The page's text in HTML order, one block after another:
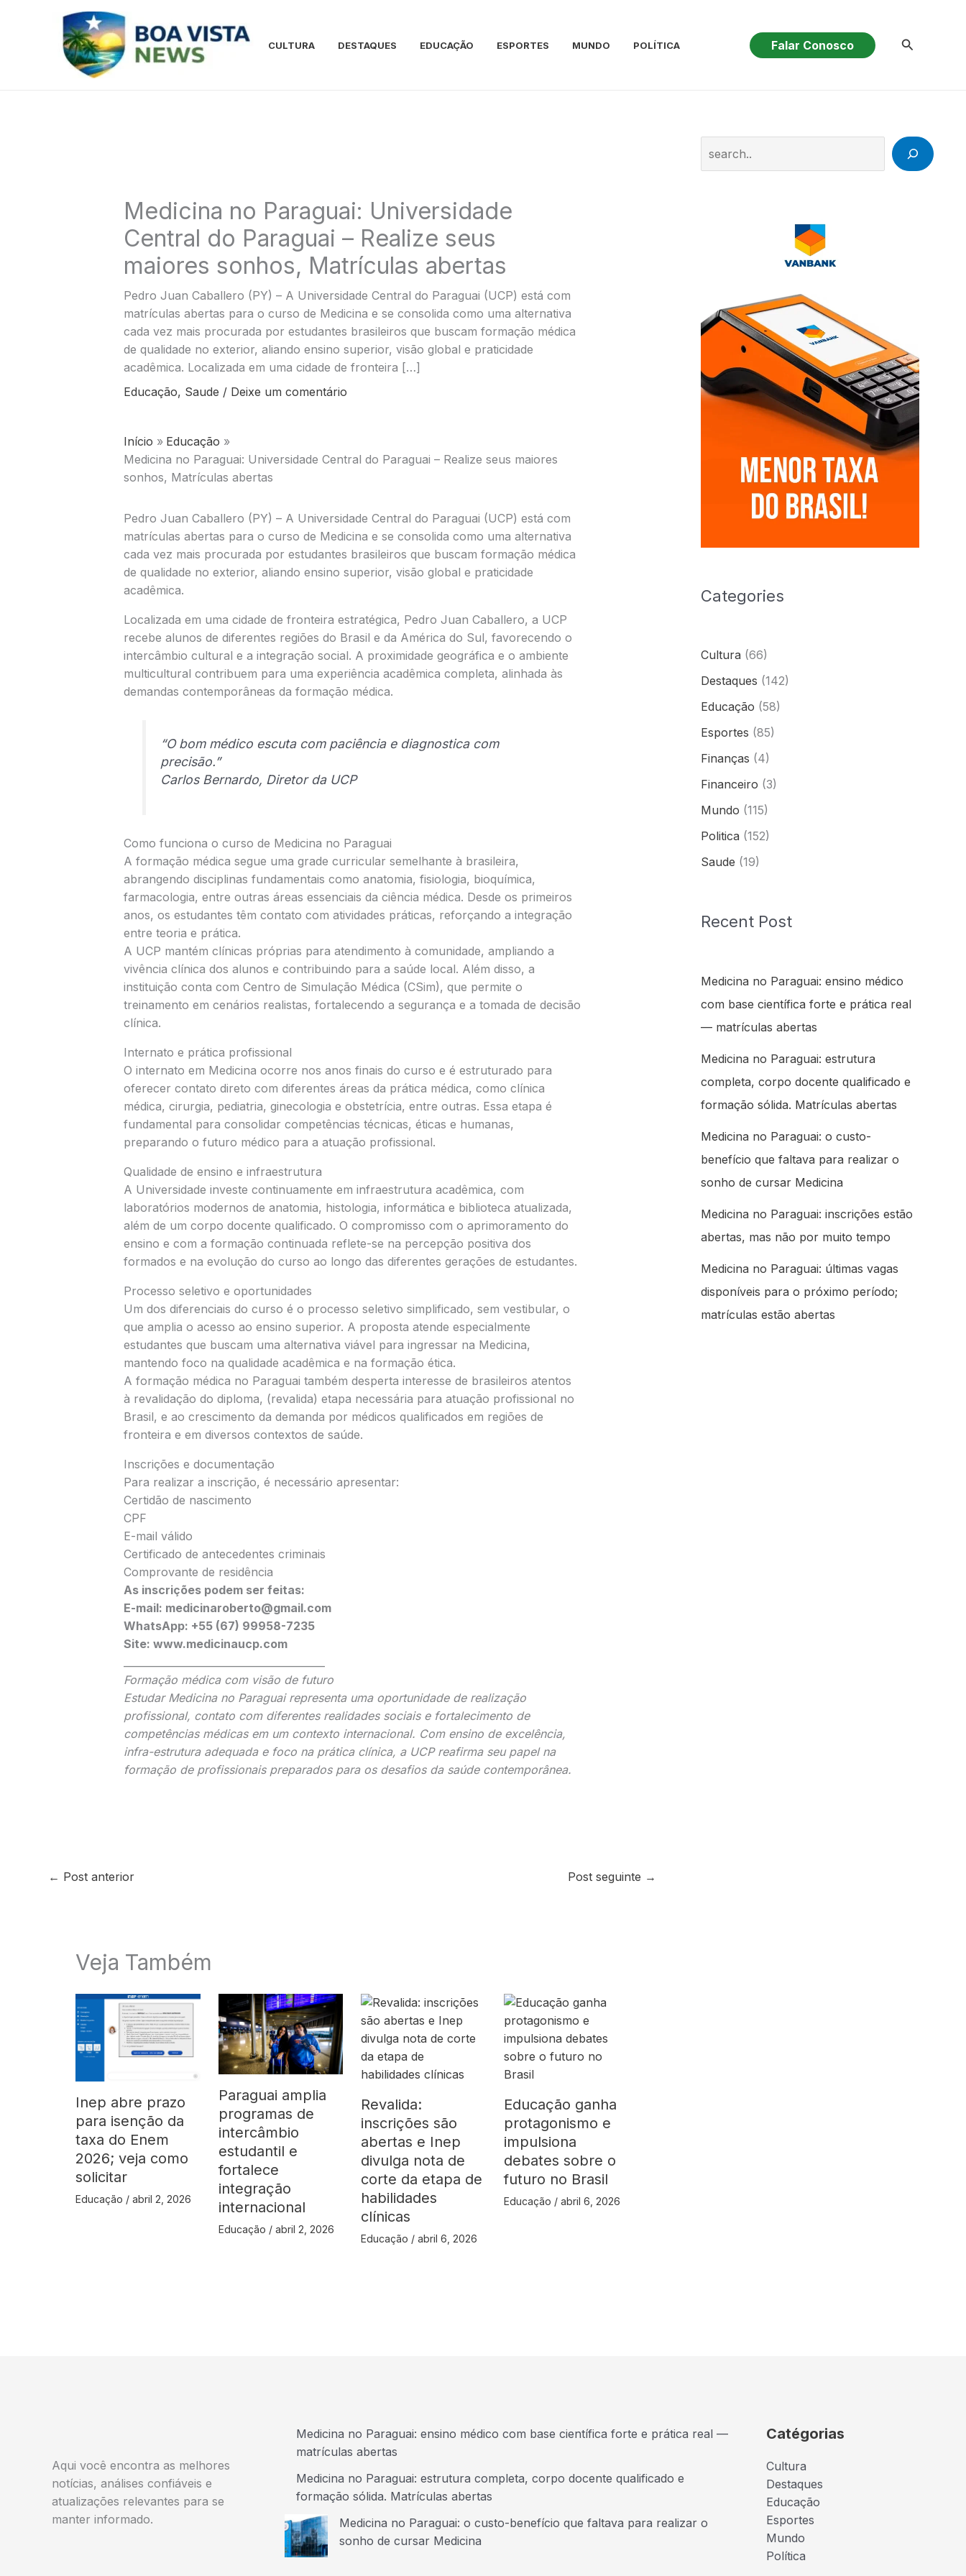
CULTURA DESTAQUES EDUCAÇÃO ESPORTES MUNDO POLÍTICA Falar Conosco Pesquisar
Medicina no Paraguai: Universidade
Central do Paraguai – Realize seus
maiores sonhos, Matrículas abertas
Pedro Juan Caballero (PY) – A Universidade Central do Paraguai (UCP) está com
matrículas abertas para o curso de Medicina e se consolida como uma alternativa
cada vez mais procurada por estudantes brasileiros que buscam formação médica
de qualidade no exterior, aliando ensino superior, visão global e praticidade
acadêmica. Localizada em uma cidade de fronteira […]
Educação, Saude / Deixe um comentário
Início
Educação
Medicina no Paraguai: Universidade Central do Paraguai – Realize seus maiores
sonhos, Matrículas abertas
Pedro Juan Caballero (PY) – A Universidade Central do Paraguai (UCP) está com
matrículas abertas para o curso de Medicina e se consolida como uma alternativa
cada vez mais procurada por estudantes brasileiros que buscam formação médica
de qualidade no exterior, aliando ensino superior, visão global e praticidade
acadêmica.
Localizada em uma cidade de fronteira estratégica, Pedro Juan Caballero, a UCP
recebe alunos de diferentes regiões do Brasil e da América do Sul, favorecendo o
intercâmbio cultural e a integração social. A proximidade geográfica e o ambiente
multicultural contribuem para uma experiência acadêmica completa, alinhada às
demandas contemporâneas da formação médica.
“O bom médico escuta com paciência e diagnostica com
precisão.”
Carlos Bernardo, Diretor da UCP
Como funciona o curso de Medicina no Paraguai
A formação médica segue uma grade curricular semelhante à brasileira,
abrangendo disciplinas fundamentais como anatomia, fisiologia, bioquímica,
farmacologia, entre outras áreas essenciais da ciência médica. Desde os primeiros
anos, os estudantes têm contato com atividades práticas, reforçando a integração
entre teoria e prática.
A UCP mantém clínicas próprias para atendimento à comunidade, ampliando a
vivência clínica dos alunos e contribuindo para a saúde local. Além disso, a
instituição conta com Centro de Simulação Médica (CSim), que permite o
treinamento em cenários realistas, fortalecendo a segurança e a tomada de decisão
clínica.
Internato e prática profissional
O internato em Medicina ocorre nos anos finais do curso e é estruturado para
oferecer contato direto com diferentes áreas da prática médica, como clínica
médica, cirurgia, pediatria, ginecologia e obstetrícia, entre outras. Essa etapa é
fundamental para consolidar competências técnicas, éticas e humanas,
preparando o futuro médico para a atuação profissional.
Qualidade de ensino e infraestrutura
A Universidade investe continuamente em infraestrutura acadêmica, com
laboratórios modernos de anatomia, histologia, informática e biblioteca atualizada,
além de um corpo docente qualificado. O compromisso com o aprimoramento do
ensino e com a formação continuada reflete-se na percepção positiva dos
formados e na evolução do curso ao longo das diferentes gerações de estudantes.
Processo seletivo e oportunidades
Um dos diferenciais do curso é o processo seletivo simplificado, sem vestibular, o
que amplia o acesso ao ensino superior. A proposta atende especialmente
estudantes que buscam uma alternativa viável para ingressar na Medicina,
mantendo foco na qualidade acadêmica e na formação ética.
A formação médica no Paraguai também desperta interesse de brasileiros atentos
à revalidação do diploma, (revalida) etapa necessária para atuação profissional no
Brasil, e ao crescimento da demanda por médicos qualificados em regiões de
fronteira e em diversos contextos de saúde.
Inscrições e documentação
Para realizar a inscrição, é necessário apresentar:
Certidão de nascimento
CPF
E-mail válido
Certificado de antecedentes criminais
Comprovante de residência
As inscrições podem ser feitas:
E-mail: medicinaroberto@gmail.com
WhatsApp: +55 (67) 99958-7235
Site: www.medicinaucp.com
Formação médica com visão de futuro
Estudar Medicina no Paraguai representa uma oportunidade de realização
profissional, contato com diferentes realidades sociais e fortalecimento de
competências médicas em um contexto internacional. Com ensino de excelência,
infra-estrutura adequada e foco na prática clínica, a UCP reafirma seu papel na
formação de profissionais preparados para os desafios da saúde contemporânea.
← Post anterior Post seguinte →
Veja Também
Inep abre prazo
para isenção da
taxa do Enem
2026; veja como
solicitar
Educação / abril 2, 2026
Paraguai amplia
programas de
intercâmbio
estudantil e
fortalece
integração
internacional
Educação / abril 2, 2026
Revalida:
inscrições são
abertas e Inep
divulga nota de
corte da etapa de
habilidades
clínicas
Educação /abril 6, 2026
Educação ganha
protagonismo e
impulsiona
debates sobre o
futuro no Brasil
Educação /abril 6, 2026
Categories
Cultura (66)
Destaques (142)
Educação (58)
Esportes (85)
Finanças (4)
Financeiro (3)
Mundo (115)
Politica (152)
Saude (19)
Recent Post
Medicina no Paraguai: ensino médico
com base científica forte e prática real
— matrículas abertas
Medicina no Paraguai: estrutura
completa, corpo docente qualificado e
formação sólida. Matrículas abertas
Medicina no Paraguai: o custo-
benefício que faltava para realizar o
sonho de cursar Medicina
Medicina no Paraguai: inscrições estão
abertas, mas não por muito tempo
Medicina no Paraguai: últimas vagas
disponíveis para o próximo período;
matrículas estão abertas
Aqui você encontra as melhores
notícias, análises confiáveis e
atualizações relevantes para se
manter informado.
Medicina no Paraguai: ensino médico com base científica forte e prática real —
matrículas abertas
Medicina no Paraguai: estrutura completa, corpo docente qualificado e
formação sólida. Matrículas abertas
Medicina no Paraguai: o custo-benefício que faltava para realizar o
sonho de cursar Medicina
Catégorias
Cultura
Destaques
Educação
Esportes
Mundo
Política